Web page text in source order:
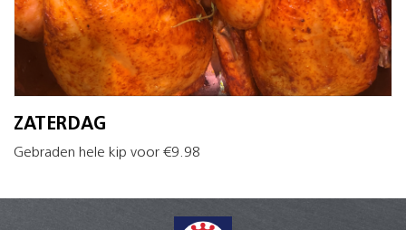
ZATERDAG
Gebraden hele kip voor €9.98